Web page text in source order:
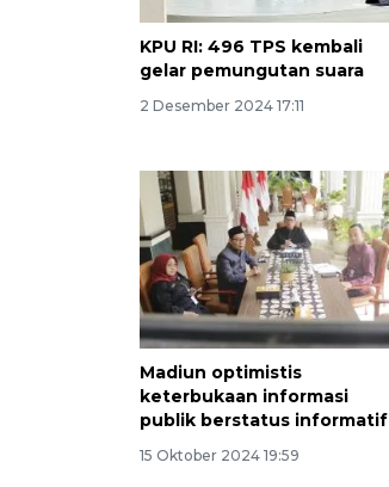
KPU RI: 496 TPS kembali
gelar pemungutan suara
2 Desember 2024 17:11
Madiun optimistis
keterbukaan informasi
publik berstatus informatif
15 Oktober 2024 19:59